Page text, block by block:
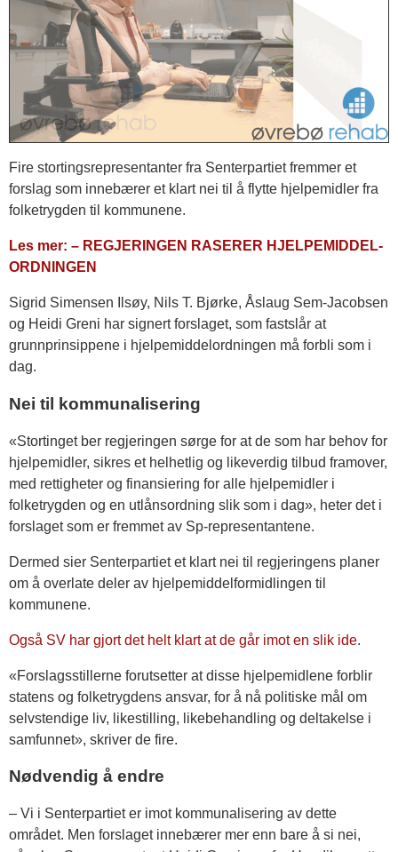
Fire stortingsrepresentanter fra Senterpartiet fremmer et
forslag som innebærer et klart nei til å flytte hjelpemidler fra
folketrygden til kommunene.
Les mer: – REGJERINGEN RASERER HJELPEMIDDEL-
ORDNINGEN
Sigrid Simensen Ilsøy, Nils T. Bjørke, Åslaug Sem-Jacobsen
og Heidi Greni har signert forslaget, som fastslår at
grunnprinsippene i hjelpemiddelordningen må forbli som i
dag.
Nei til kommunalisering
«Stortinget ber regjeringen sørge for at de som har behov for
hjelpemidler, sikres et helhetlig og likeverdig tilbud framover,
med rettigheter og finansiering for alle hjelpemidler i
folketrygden og en utlånsordning slik som i dag», heter det i
forslaget som er fremmet av Sp-representantene.
Dermed sier Senterpartiet et klart nei til regjeringens planer
om å overlate deler av hjelpemiddelformidlingen til
kommunene.
Også SV har gjort det helt klart at de går imot en slik ide.
«Forslagsstillerne forutsetter at disse hjelpemidlene forblir
statens og folketrygdens ansvar, for å nå politiske mål om
selvstendige liv, likestilling, likebehandling og deltakelse i
samfunnet», skriver de fire.
Nødvendig å endre
– Vi i Senterpartiet er imot kommunalisering av dette
området. Men forslaget innebærer mer enn bare å si nei,